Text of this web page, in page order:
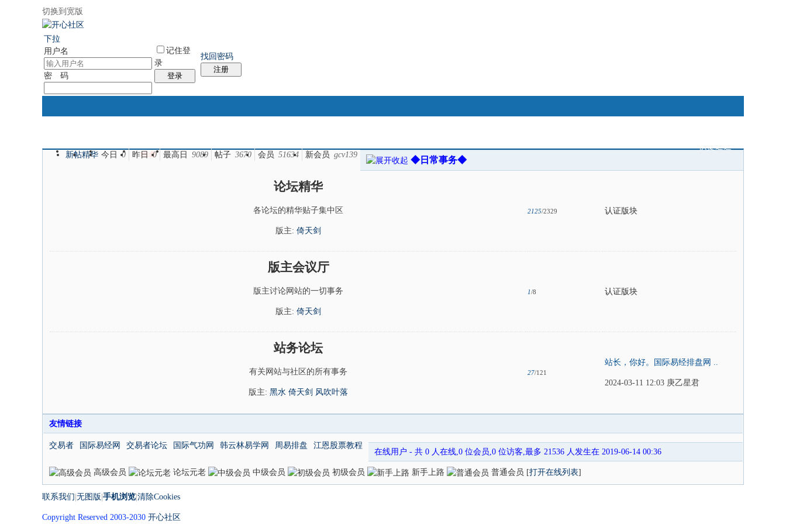
切换到宽版
下拉
用户名
密 码
记住登
录
登录
找回密码
注册
快捷通道
门户
论坛 排盘 个人中心 搜索
奇门遁甲 大六壬 八字 江恩
新帖精华 今日 0 昨日 0 最高日 9089 帖子 3670 会员 51634 新会员 gcv139 ◆日常事务◆
论坛精华
各论坛的精华贴子集中区
版主: 倚天剑
2125/2329 认证版块
版主会议厅
版主讨论网站的一切事务
版主: 倚天剑
1/8 认证版块
站务论坛
有关网站与社区的所有事务
版主: 黑水 倚天剑 风吹叶落
27/121
站长，你好。国际易经排盘网 ..
2024-03-11 12:03 庚乙星君
友情链接
交易者 国际易经网 交易者论坛 国际气功网 韩云林易学网 周易排盘 江恩股票教程
在线用户 - 共 0 人在线,0 位会员,0 位访客,最多 21536 人发生在 2019-06-14 00:36
高级会员 论坛元老 中级会员 初级会员 新手上路 普通会员 [打开在线列表]
联系我们 无图版 手机浏览 清除Cookies
Copyright Reserved 2003-2030 开心社区